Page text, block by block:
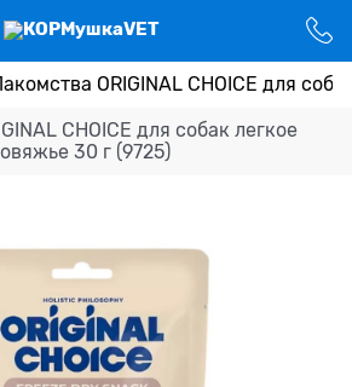
ORIGINAL CHOICE для
CHOICE для собак легкое
30 г (9725)